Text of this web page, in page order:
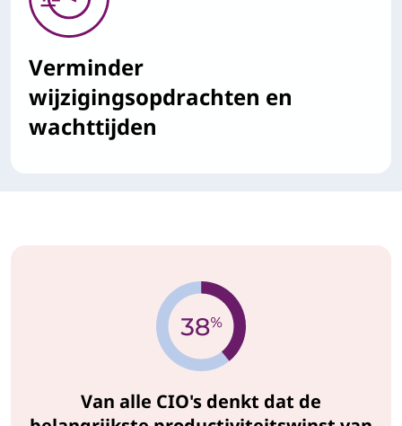
Verminder
wijzigingsopdrachten en
wachttijden
Van alle CIO's denkt dat de